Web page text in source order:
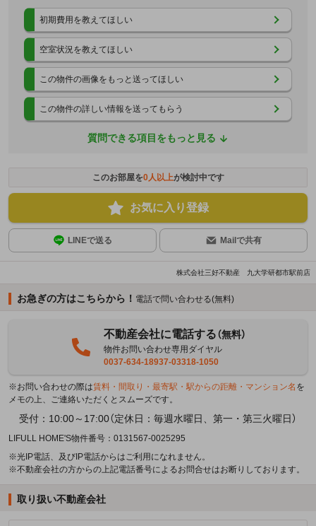
初期費用を教えてほしい
空室状況を教えてほしい
この物件の画像をもっと送ってほしい
この物件の詳しい情報を送ってもらう
質問できる項目をもっと見る
このお部屋を0人以上が検討中です
お気に入り登録
LINEで送る Mailで共有
株式会社三好不動産 九大学研都市駅前店
お急ぎの方はこちらから！ 電話で問い合わせる(無料)
不動産会社に電話する（無料）
物件お問い合わせ専用ダイヤル
0037-634-18937-03318-1050
※お問い合わせの際は賃料・間取り・最寄駅・駅からの距離・マンション名 を
メモの上、ご連絡いただくとスムーズです。
受付：10:00～17:00（定休日：毎週水曜日、第一・第三火曜日）
LIFULL HOME'S物件番号：0131567-0025295
※光IP電話、及びIP電話からはご利用になれません。
※不動産会社の方からの上記電話番号によるお問合せはお断りしております。
取り扱い不動産会社